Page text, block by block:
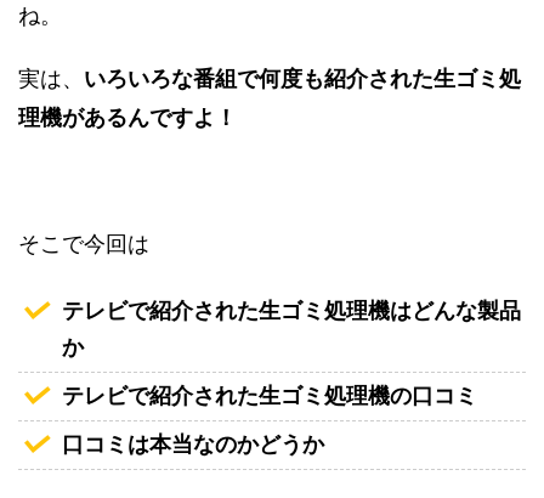
ね。
実は、 いろいろな番組で何度も紹介された生ゴミ処
理機があるんですよ！
そこで今回は
テレビで紹介された生ゴミ処理機はどんな製品
か
テレビで紹介された生ゴミ処理機の口コミ
口コミは本当なのかどうか